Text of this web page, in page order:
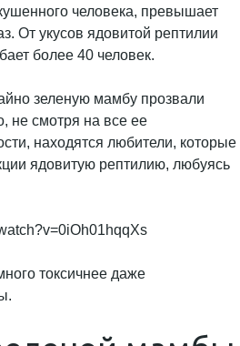
человека, превышает
От укусов ядовитой рептилии
более 40 человек.
зеленую мамбу прозвали
не смотря на все ее
находятся любители, которые
ядовитую рептилию, любуясь